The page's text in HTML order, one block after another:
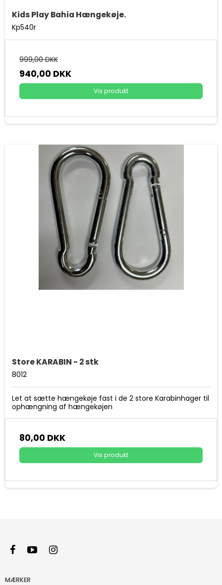
Kids Play Bahia Hængekøje.
Kp540r
999,00 DKK
940,00 DKK
Vis produkt
Store KARABIN - 2 stk
8012
Let at sætte hængekøje fast i de 2 store Karabinhager til
ophængning af hængekøjen
80,00 DKK
Vis produkt
MÆRKER